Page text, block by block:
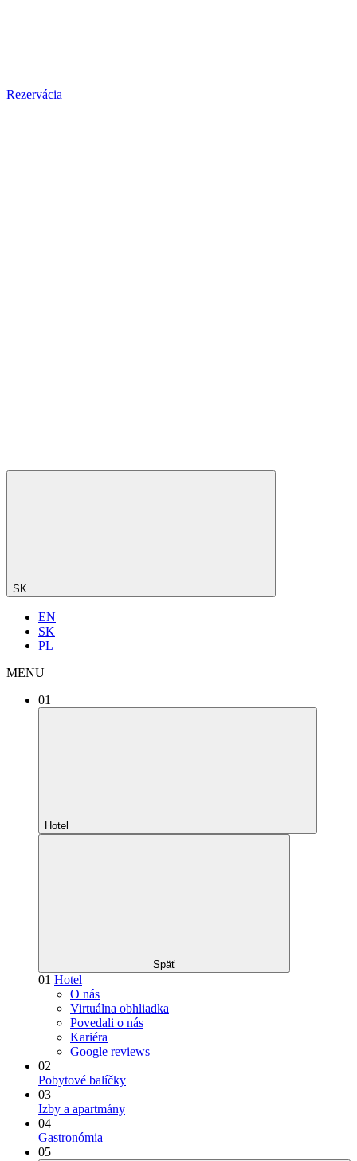
Rezervácia
SK
EN
SK
PL
MENU
01
Hotel
Späť
01 Hotel
O nás
Virtuálna obhliadka
Povedali o nás
Kariéra
Google reviews
02
Pobytové balíčky
03
Izby a apartmány
04
Gastronómia
05